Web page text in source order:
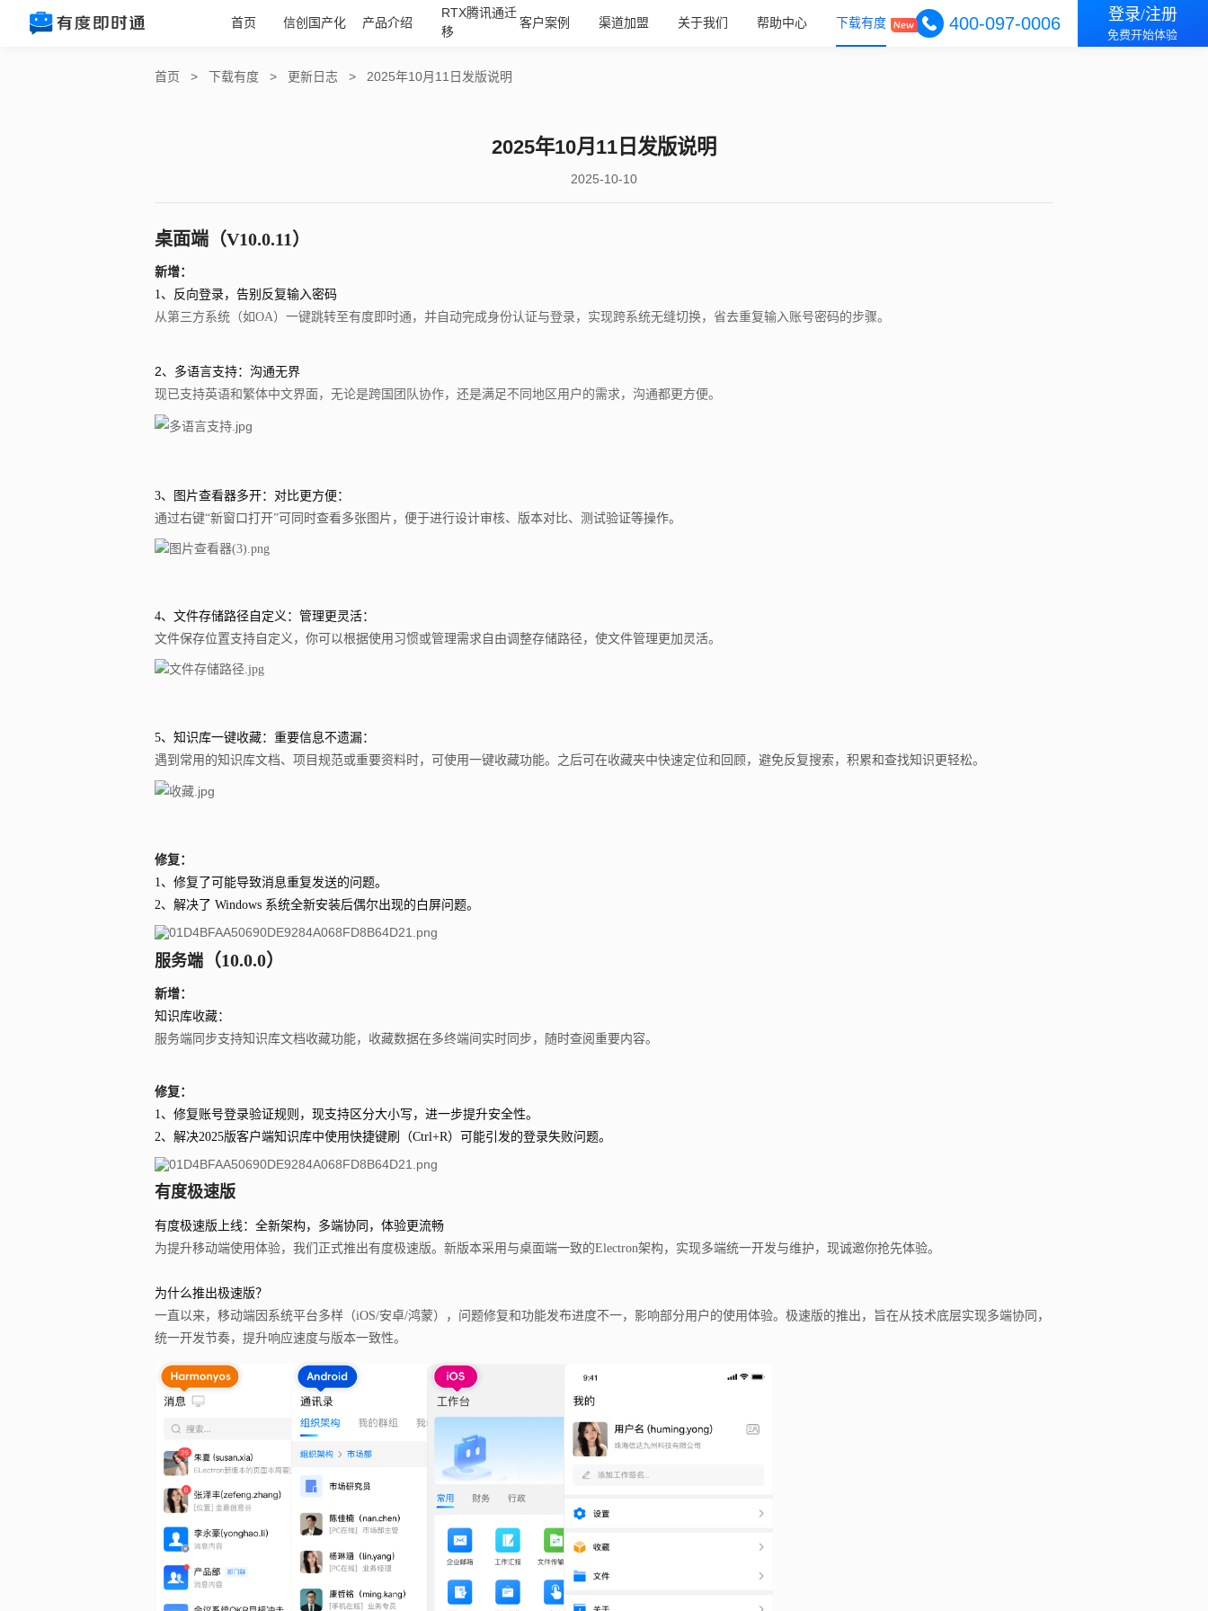
首页 信创国产化 产品介绍
RTX腾讯通迁
移
客户案例 渠道加盟 关于我们 帮助中心 下载有度 400-097-0006 登录/注册
免费开始体验
首页 > 下载有度 > 更新日志 > 2025年10月11日发版说明
2025年10月11日发版说明
2025-10-10
桌面端 （V10.0.11）
新增：
1、反向登录，告别反复输入密码
从第三方系统（如OA）一键跳转至有度即时通，并自动完成身份认证与登录，实现跨系统无缝切换，省去重复输入账号密码的步骤。
2、 多语言支持：沟通无界
现已支持英语和繁体中文界面，无论是跨国团队协作，还是满足不同地区用户的需求，沟通都更方便。
3、图片查看器多开：对比更方便：
通过右键“新窗口打开”可同时查看多张图片，便于进行设计审核、版本对比、测试验证等操作。
4、文件存储路径自定义：管理更灵活：
文件保存位置支持自定义，你可以根据使用习惯或管理需求自由调整存储路径，使文件管理更加灵活。
5、知识库一键收藏：重要信息不遗漏：
遇到常用的知识库文档、项目规范或重要资料时，可使用一键收藏功能。之后可在收藏夹中快速定位和回顾，避免反复搜索，积累和查找知识更轻松。
修复：
1、修复了可能导致消息重复发送的问题。
2、解决了 Windows 系统全新安装后偶尔出现的白屏问题。
服务端 （10.0.0）
新增：
知识库收藏：
服务端同步支持知识库文档收藏功能，收藏数据在多终端间实时同步，随时查阅重要内容。
修复：
1、修复账号登录验证规则，现支持区分大小写，进一步提升安全性。
2、解决2025版客户端知识库中使用快捷键刷（Ctrl+R）可能引发的登录失败问题。
有度极速版
有度极速版上线：全新架构，多端协同，体验更流畅
为提升移动端使用体验，我们正式推出有度极速版。新版本采用与桌面端一致的Electron架构，实现多端统一开发与维护，现诚邀你抢先体验。
为什么推出极速版？
一直以来，移动端因系统平台多样（iOS/安卓/鸿蒙），问题修复和功能发布进度不一，影响部分用户的使用体验。极速版的推出，旨在从技术底层实现多端协同，
统一开发节奏，提升响应速度与版本一致性。